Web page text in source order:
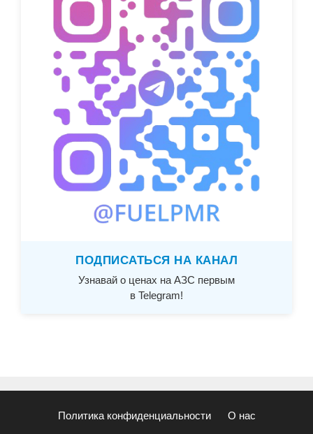
ПОДПИСАТЬСЯ НА КАНАЛ
Узнавай о ценах на АЗС первым
в Telegram!
Политика конфиденциальности О нас